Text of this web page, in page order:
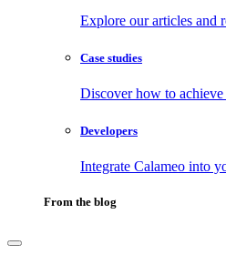
Explore our articles and
Case studies
Discover how to
Developers
Integrate Calameo into
From the blog